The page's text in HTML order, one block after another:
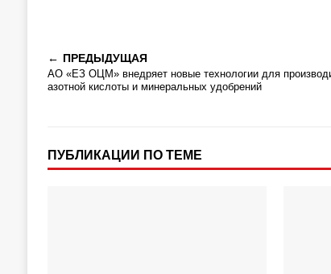
ПРЕДЫДУЩАЯ
АО «ЕЗ ОЦМ» внедряет новые технологии для
азотной кислоты и минеральных удобрений
ПУБЛИКАЦИИ ПО ТЕМЕ